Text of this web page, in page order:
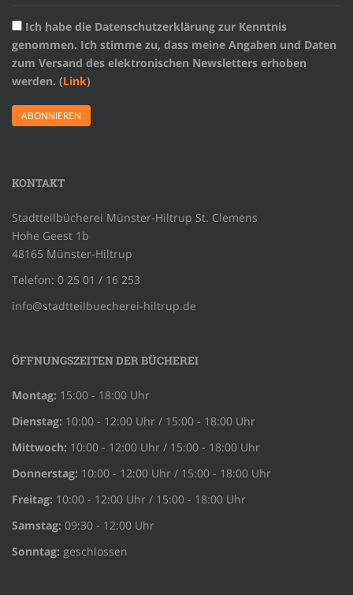
Ich habe die Datenschutzerklärung zur Kenntnis
genommen. Ich stimme zu, dass meine Angaben und Daten
zum Versand des elektronischen Newsletters erhoben
werden. (Link)
KONTAKT
Stadtteilbücherei Münster-Hiltrup St. Clemens
Hohe Geest 1b
48165 Münster-Hiltrup
Telefon: 0 25 01 / 16 253
info@stadtteilbuecherei-hiltrup.de
ÖFFNUNGSZEITEN DER BÜCHEREI
Montag: 15:00 - 18:00 Uhr
Dienstag: 10:00 - 12:00 Uhr / 15:00 - 18:00 Uhr
Mittwoch: 10:00 - 12:00 Uhr / 15:00 - 18:00 Uhr
Donnerstag: 10:00 - 12:00 Uhr / 15:00 - 18:00 Uhr
Freitag: 10:00 - 12:00 Uhr / 15:00 - 18:00 Uhr
Samstag: 09:30 - 12:00 Uhr
Sonntag: geschlossen